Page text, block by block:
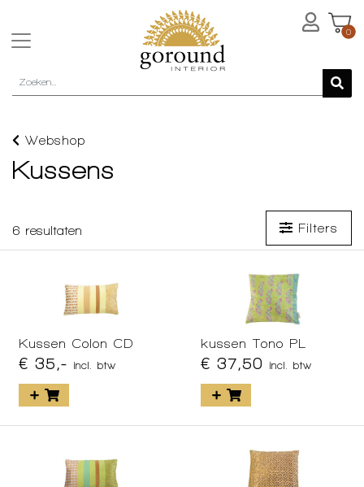
0
Webshop
Kussens
6 resultaten Filters
Kussen Colon CD
€ 35,- incl. btw
kussen Tono PL
€ 37,50 incl. btw